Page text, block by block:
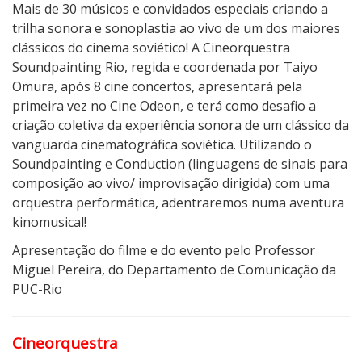
t
r
a
A
r
t
e
e
R
e
v
o
u
ç
ã
R
Mais de 30 músicos e convidados especiais criando a
trilha sonora e sonoplastia ao vivo de um dos maiores
clássicos do cinema soviético! A Cineorquestra
Soundpainting Rio, regida e coordenada por Taiyo
Omura, após 8 cine concertos, apresentará pela
primeira vez no Cine Odeon, e terá como desafio a
criação coletiva da experiência sonora de um clássico da
vanguarda cinematográfica soviética. Utilizando o
Soundpainting e Conduction (linguagens de sinais para
composição ao vivo/ improvisação dirigida) com uma
orquestra performática, adentraremos numa aventura
kinomusical!
Apresentação do filme e do evento pelo Professor
Miguel Pereira, do Departamento de Comunicação da
PUC-Rio
Cineorquestra